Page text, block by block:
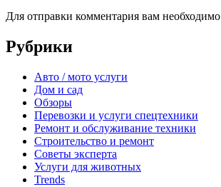
Для отправки комментария вам необходимо
Рубрики
Авто / мото услуги
Дом и сад
Обзоры
Перевозки и услуги спецтехники
Ремонт и обслуживание техники
Строительство и ремонт
Советы эксперта
Услуги для животных
Trends